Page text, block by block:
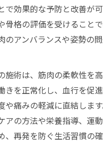
で効果的な予防と改善が
骨格の評価を受けること
のアンバランスや姿勢の
施術は、筋肉の柔軟性を
きを正常化し、血行を促
や痛みの軽減に直結しま
アの方法や栄養指導、運
、再発を防ぐ生活習慣の